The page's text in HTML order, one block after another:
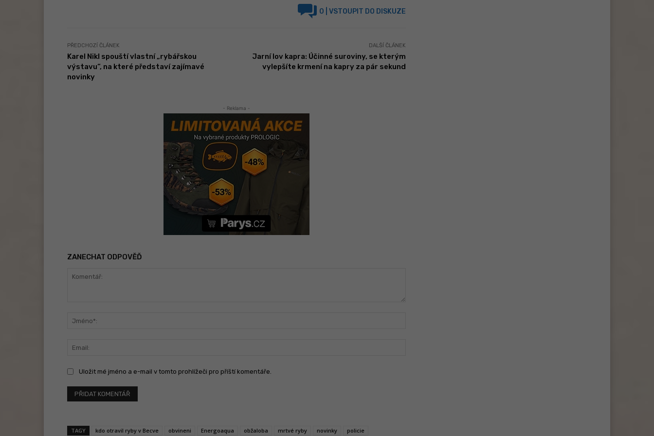
0 | VSTOUPIT DO DISKUZE
PŘEDCHOZÍ ČLÁNEK
Karel Nikl spouští vlastní „rybářskou
výstavu“, na které představí zajímavé
novinky
DALŠÍ ČLÁNEK
Jarní lov kapra: Účinné suroviny, se kterým
vylepšíte krmení na kapry za pár sekund
- Reklama -
ZANECHAT ODPOVĚĎ
Uložit mé jméno a e-mail v tomto prohlížeči pro příští komentáře.
TAGY kdo otravil ryby v Becve obvineni Energoaqua obžaloba mrtvé ryby novinky policie